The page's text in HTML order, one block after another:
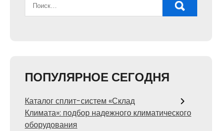
ПОПУЛЯРНОЕ СЕГОДНЯ
Каталог сплит-систем «Склад
Климата»: подбор надежного климатического
оборудования